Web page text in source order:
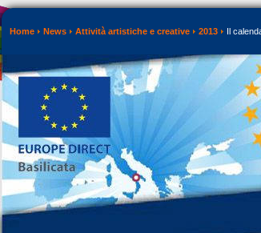
Home News Attività artistiche e creative 2013 Il